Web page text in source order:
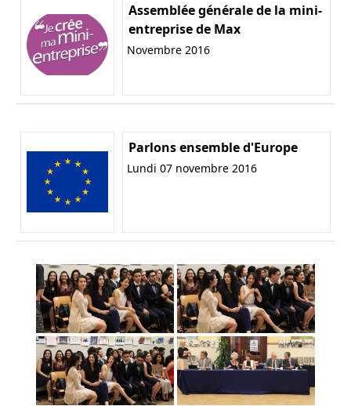
Assemblée générale de la mini-
entreprise de Max
Novembre 2016
Parlons ensemble d'Europe
Lundi 07 novembre 2016